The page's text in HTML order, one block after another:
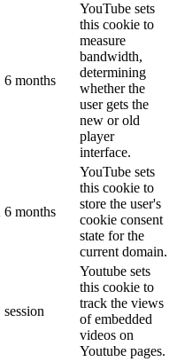
6 months
YouTube sets
this cookie to
measure
bandwidth,
determining
whether the
user gets the
new or old
player
interface.
6 months
YouTube sets
this cookie to
store the user's
cookie consent
state for the
current domain.
session
Youtube sets
this cookie to
track the views
of embedded
videos on
Youtube pages.